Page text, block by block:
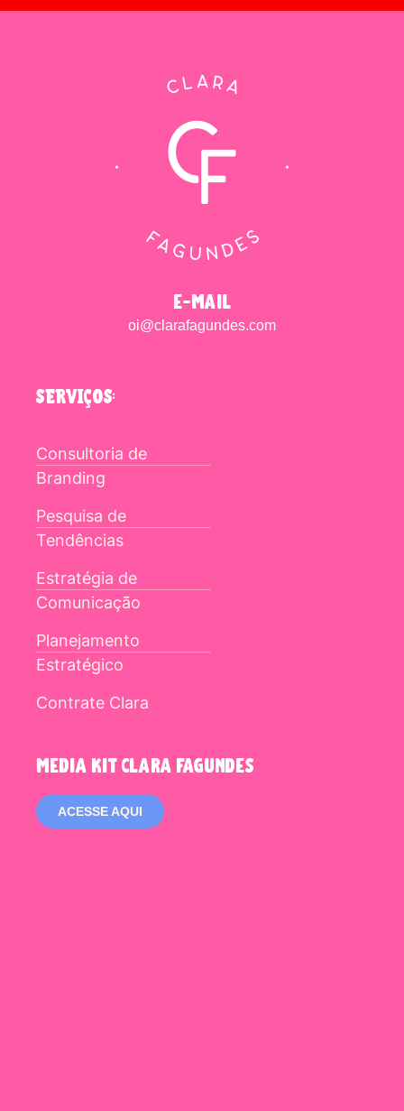
e-mail
oi@clarafagundes.com
SERVIÇOS:
Consultoria de
Branding
Pesquisa de
Tendências
Estratégia de
Comunicação
Planejamento
Estratégico
Contrate Clara
media kit clara fagundes
ACESSE AQUI